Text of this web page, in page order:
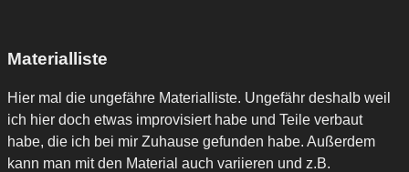
Materialliste
Hier mal die ungefähre Materialliste. Ungefähr deshalb weil
ich hier doch etwas improvisiert habe und Teile verbaut
habe, die ich bei mir Zuhause gefunden habe. Außerdem
kann man mit den Material auch variieren und z.B.